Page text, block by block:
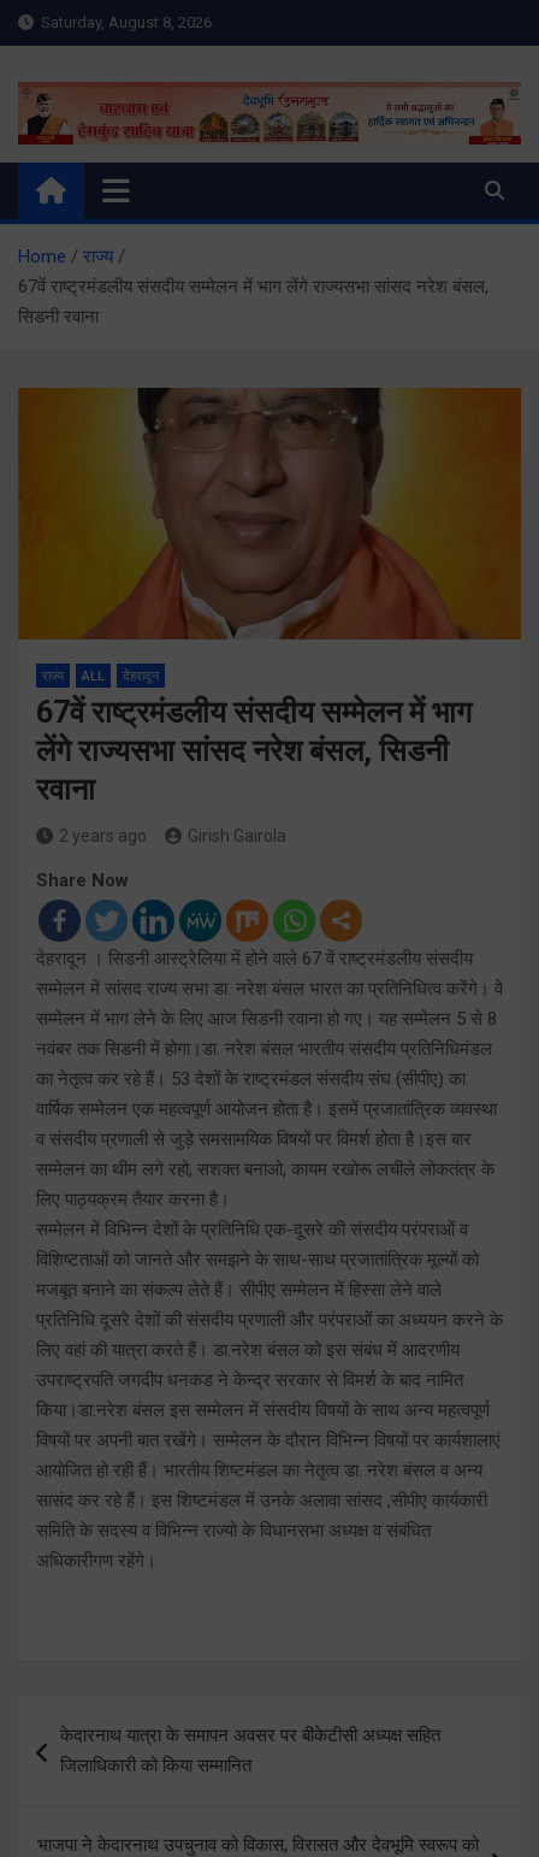
Skip
to
Saturday, August 8, 2026
Meru Raibar | Uttarakhand
News | Uttarkashi News
meruraibar.com
Home
राज्य
67वें राष्ट्रमंडलीय संसदीय सम्मेलन में भाग लेंगे राज्यसभा सांसद नरेश बंसल,
सिडनी रवाना
राज्य ALL देहरादून
67वें राष्ट्रमंडलीय संसदीय सम्मेलन में भाग
लेंगे राज्यसभा सांसद नरेश बंसल, सिडनी
रवाना
2 years ago Girish Gairola
Share Now
देहरादून । सिडनी आस्ट्रेलिया में होने वाले 67 वें राष्ट्रमंडलीय संसदीय
सम्मेलन में सांसद राज्य सभा डा. नरेश बंसल भारत का प्रतिनिधित्व करेंगे। वे
सम्मेलन में भाग लेने के लिए आज सिडनी रवाना हो गए। यह सम्मेलन 5 से 8
नवंबर तक सिडनी में होगा।डा. नरेश बंसल भारतीय संसदीय प्रतिनिधिमंडल
का नेतृत्व कर रहे हैं। 53 देशों के राष्ट्रमंडल संसदीय संघ (सीपीए) का
वार्षिक सम्मेलन एक महत्वपूर्ण आयोजन होता है। इसमें प्रजातांत्रिक व्यवस्था
व संसदीय प्रणाली से जुड़े समसामयिक विषयों पर विमर्श होता है।इस बार
सम्मेलन का थीम लगे रहो, सशक्त बनाओ, कायम रखोरू लचीले लोकतंत्र के
लिए पाठ्यक्रम तैयार करना है।
सम्मेलन में विभिन्न देशों के प्रतिनिधि एक-दूसरे की संसदीय परंपराओं व
विशिष्टताओं को जानते और समझने के साथ-साथ प्रजातांत्रिक मूल्यों को
मजबूत बनाने का संकल्प लेते हैं। सीपीए सम्मेलन में हिस्सा लेने वाले
प्रतिनिधि दूसरे देशों की संसदीय प्रणाली और परंपराओं का अध्ययन करने के
लिए वहां की यात्रा करते हैं। डा.नरेश बंसल को इस संबंध में आदरणीय
उपराष्ट्रपति जगदीप धनकड ने केन्द्र सरकार से विमर्श के बाद नामित
किया।डा.नरेश बंसल इस सम्मेलन में संसदीय विषयों के साथ अन्य महत्वपूर्ण
विषयों पर अपनी बात रखेंगे। सम्मेलन के दौरान विभिन्न विषयों पर कार्यशालाएं
आयोजित हो रही हैं। भारतीय शिष्टमंडल का नेतृत्व डा. नरेश बंसल व अन्य
सासंद कर रहे हैं। इस शिष्टमंडल में उनके अलावा सांसद ,सीपीए कार्यकारी
समिति के सदस्य व विभिन्न राज्यो के विधानसभा अध्यक्ष व संबंधित
अधिकारीगण रहेंगे।
navigation
केदारनाथ यात्रा के समापन अवसर पर बीकेटीसी अध्यक्ष सहित
जिलाधिकारी को किया सम्मानित
भाजपा ने केदारनाथ उपचुनाव को विकास, विरासत और देवभूमि स्वरूप को